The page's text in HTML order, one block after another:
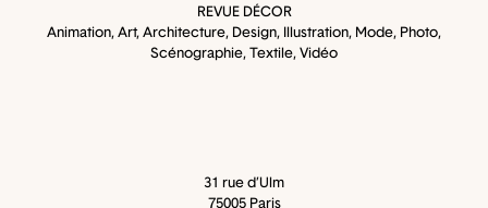
REVUE DÉCOR
Animation, Art, Architecture, Design, Illustration, Mode, Photo,
Scénographie, Textile, Vidéo
31 rue d’Ulm
75005 Paris​